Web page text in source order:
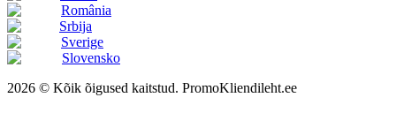
România
Srbija
Sverige
Slovensko
2026 © Kõik õigused kaitstud. PromoKliendileht.ee